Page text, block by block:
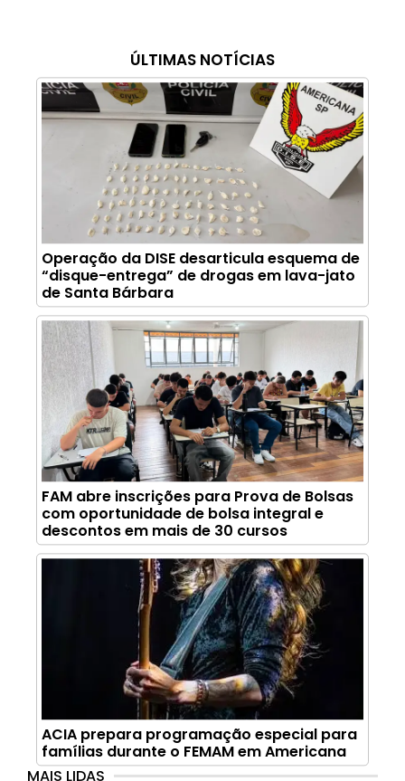
ÚLTIMAS NOTÍCIAS
Operação da DISE desarticula esquema de
“disque-entrega” de drogas em lava-jato
de Santa Bárbara
FAM abre inscrições para Prova de Bolsas
com oportunidade de bolsa integral e
descontos em mais de 30 cursos
ACIA prepara programação especial para
famílias durante o FEMAM em Americana
MAIS LIDAS